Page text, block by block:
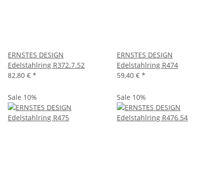
ERNSTES DESIGN
Edelstahlring R372.7.52
82,80 € *
ERNSTES DESIGN
Edelstahlring R474
59,40 € *
Sale 10% Sale 10%